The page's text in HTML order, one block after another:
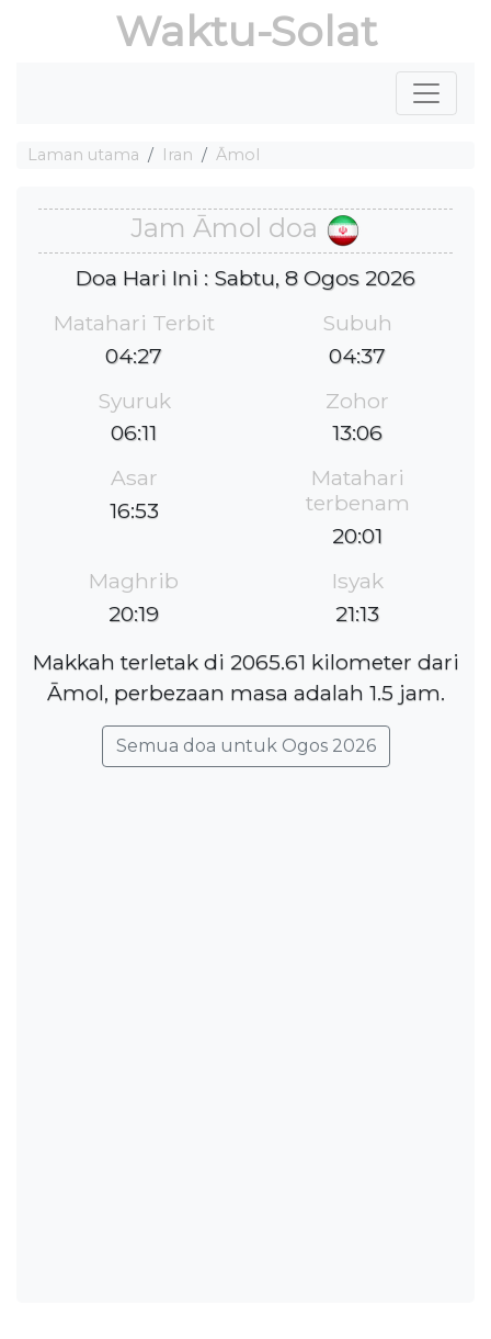
Waktu-Solat
Laman utama Iran Āmol
Jam Āmol doa
Doa Hari Ini : Sabtu, 8 Ogos 2026
Matahari Terbit
04:27
Subuh
04:37
Syuruk
06:11
Zohor
13:06
Asar
16:53
Matahari
terbenam
20:01
Maghrib
20:19
Isyak
21:13
Makkah terletak di 2065.61 kilometer dari
Āmol, perbezaan masa adalah 1.5 jam.
Semua doa untuk Ogos 2026